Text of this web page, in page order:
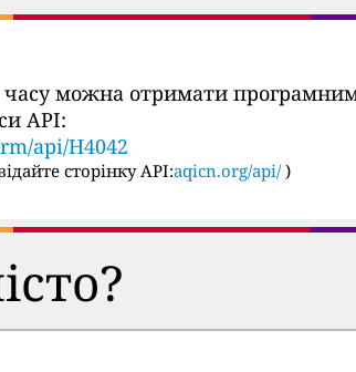
часу можна отримати
API:
api/H4042
сторінку API:aqicn.org/api/ )